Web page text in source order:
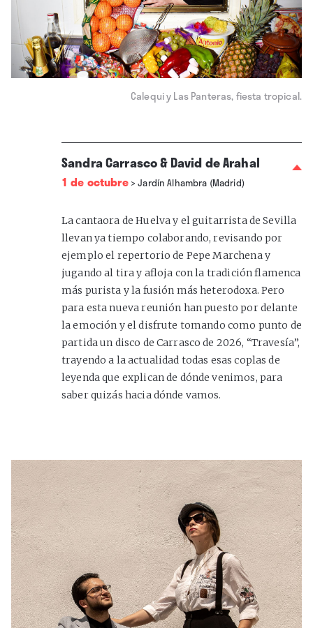
Calequi y Las Panteras, fiesta tropical.
Sandra Carrasco & David de Arahal
1 de octubre>Jardín Alhambra (Madrid)
La cantaora de Huelva y el guitarrista de Sevilla
llevan ya tiempo colaborando, revisando por
ejemplo el repertorio de Pepe Marchena y
jugando al tira y afloja con la tradición flamenca
más purista y la fusión más heterodoxa. Pero
para esta nueva reunión han puesto por delante
la emoción y el disfrute tomando como punto de
partida un disco de Carrasco de 2026, “Travesía”,
trayendo a la actualidad todas esas coplas de
leyenda que explican de dónde venimos, para
saber quizás hacia dónde vamos.